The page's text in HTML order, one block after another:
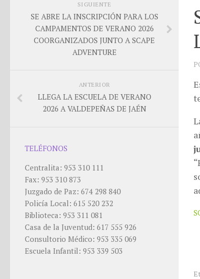
SIGUIENTE
SE ABRE LA INSCRIPCIÓN PARA LOS
CAMPAMENTOS DE VERANO 2026
COORGANIZADOS JUNTO A SCAPE
ADVENTURE
ANTERIOR
LLEGA LA ESCUELA DE VERANO
2026 A VALDEPEÑAS DE JAÉN
TELÉFONOS
Centralita: 953 310 111
Fax: 953 310 873
Juzgado de Paz: 674 298 840
Policía Local: 615 520 232
Biblioteca: 953 311 081
Casa de la Juventud: 617 555 926
Consultorio Médico: 953 335 069
Escuela Infantil: 953 339 503